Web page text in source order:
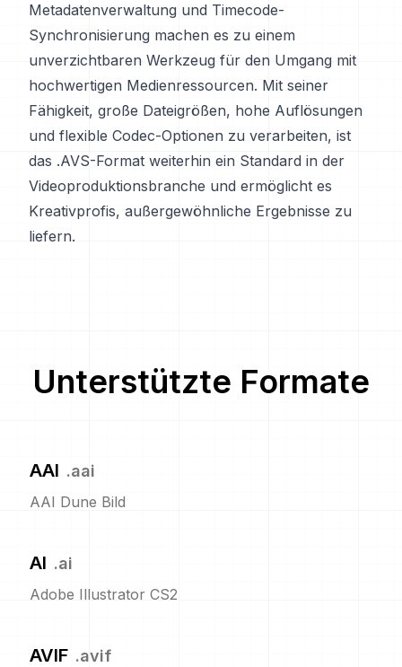
Metadatenverwaltung und Timecode-
Synchronisierung machen es zu einem
unverzichtbaren Werkzeug für den Umgang mit
hochwertigen Medienressourcen. Mit seiner
Fähigkeit, große Dateigrößen, hohe Auflösungen
und flexible Codec-Optionen zu verarbeiten, ist
das .AVS-Format weiterhin ein Standard in der
Videoproduktionsbranche und ermöglicht es
Kreativprofis, außergewöhnliche Ergebnisse zu
liefern.
Unterstützte Formate
AAI .aai
AAI Dune Bild
AI .ai
Adobe Illustrator CS2
AVIF .avif